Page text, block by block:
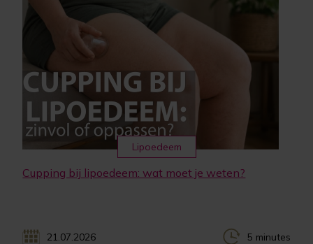
Lipoedeem
Cupping bij lipoedeem: wat moet je weten?
21.07.2026 5 minutes